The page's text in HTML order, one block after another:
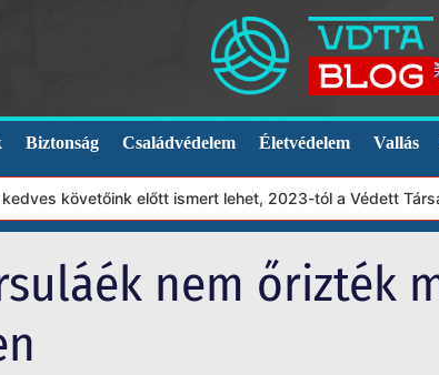
Biztonság Családvédelem Életvédelem Vallás
előtt ismert lehet, 2023-tól a Védett
nem őrizték